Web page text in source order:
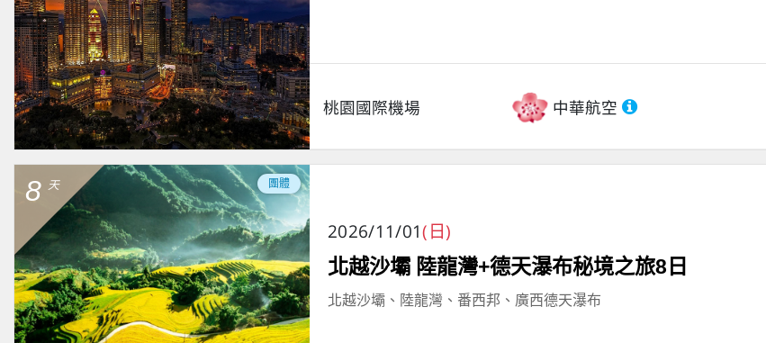
桃園國際機場 中華航空
8 天 團體
2026/11/01(日)
北越沙壩 陸龍灣+德天瀑布秘境之旅8日
北越沙壩、陸龍灣、番西邦、廣西德天瀑布